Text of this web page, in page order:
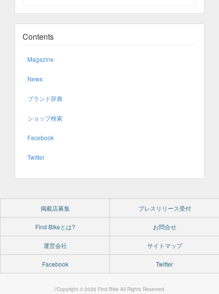
Contents
Magazine
News
ブランド辞典
ショップ検索
Facebook
Twitter
掲載店募集 プレスリリース受付
Find Bikeとは? お問合せ
運営会社 サイトマップ
Facebook Twitter
//Copyright © 2026 Find Bike All Rights Reserved.